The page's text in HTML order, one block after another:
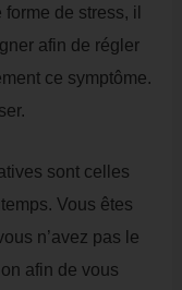
de stress, il
afin de régler
ce symptôme.
sont celles
Vous êtes
n’avez pas le
afin de vous